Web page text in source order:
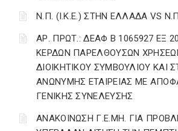
Ν.Π. (Ι.Κ.Ε.) ΣΤΗΝ ΕΛΛΑΔΑ VS
ΑΡ. ΠΡΩΤ.: ΔΕΑΦ Β 1065927 ΕΞ
ΚΕΡΔΩΝ ΠΑΡΕΛΘΟΥΣΩΝ
ΔΙΟΙΚΗΤΙΚΟΥ ΣΥΜΒΟΥΛΙΟΥ ΚΑΙ
ΑΝΩΝΥΜΗΣ ΕΤΑΙΡΕΙΑΣ ΜΕ
ΓΕΝΙΚΗΣ ΣΥΝΕΛΕΥΣΗΣ
ΑΝΑΚΟΙΝΩΣΗ Γ.Ε.ΜΗ. ΓΙΑ